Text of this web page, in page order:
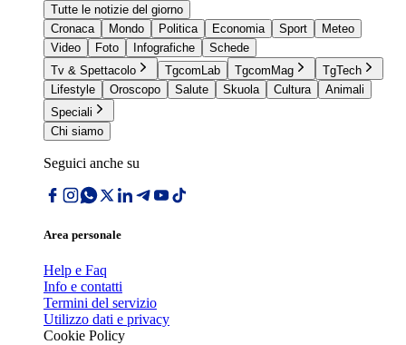
Tutte le notizie del giorno
Cronaca
Mondo Politica Economia Sport
Meteo
Video
Foto Infografiche
Schede
Tv & Spettacolo
TgcomLab TgcomMag
TgTech
Lifestyle
Oroscopo Salute Skuola Cultura
Animali
Speciali
Chi siamo
Seguici anche su
Area personale
Help e Faq
Info e contatti
Termini del servizio
Utilizzo dati e privacy
Cookie Policy